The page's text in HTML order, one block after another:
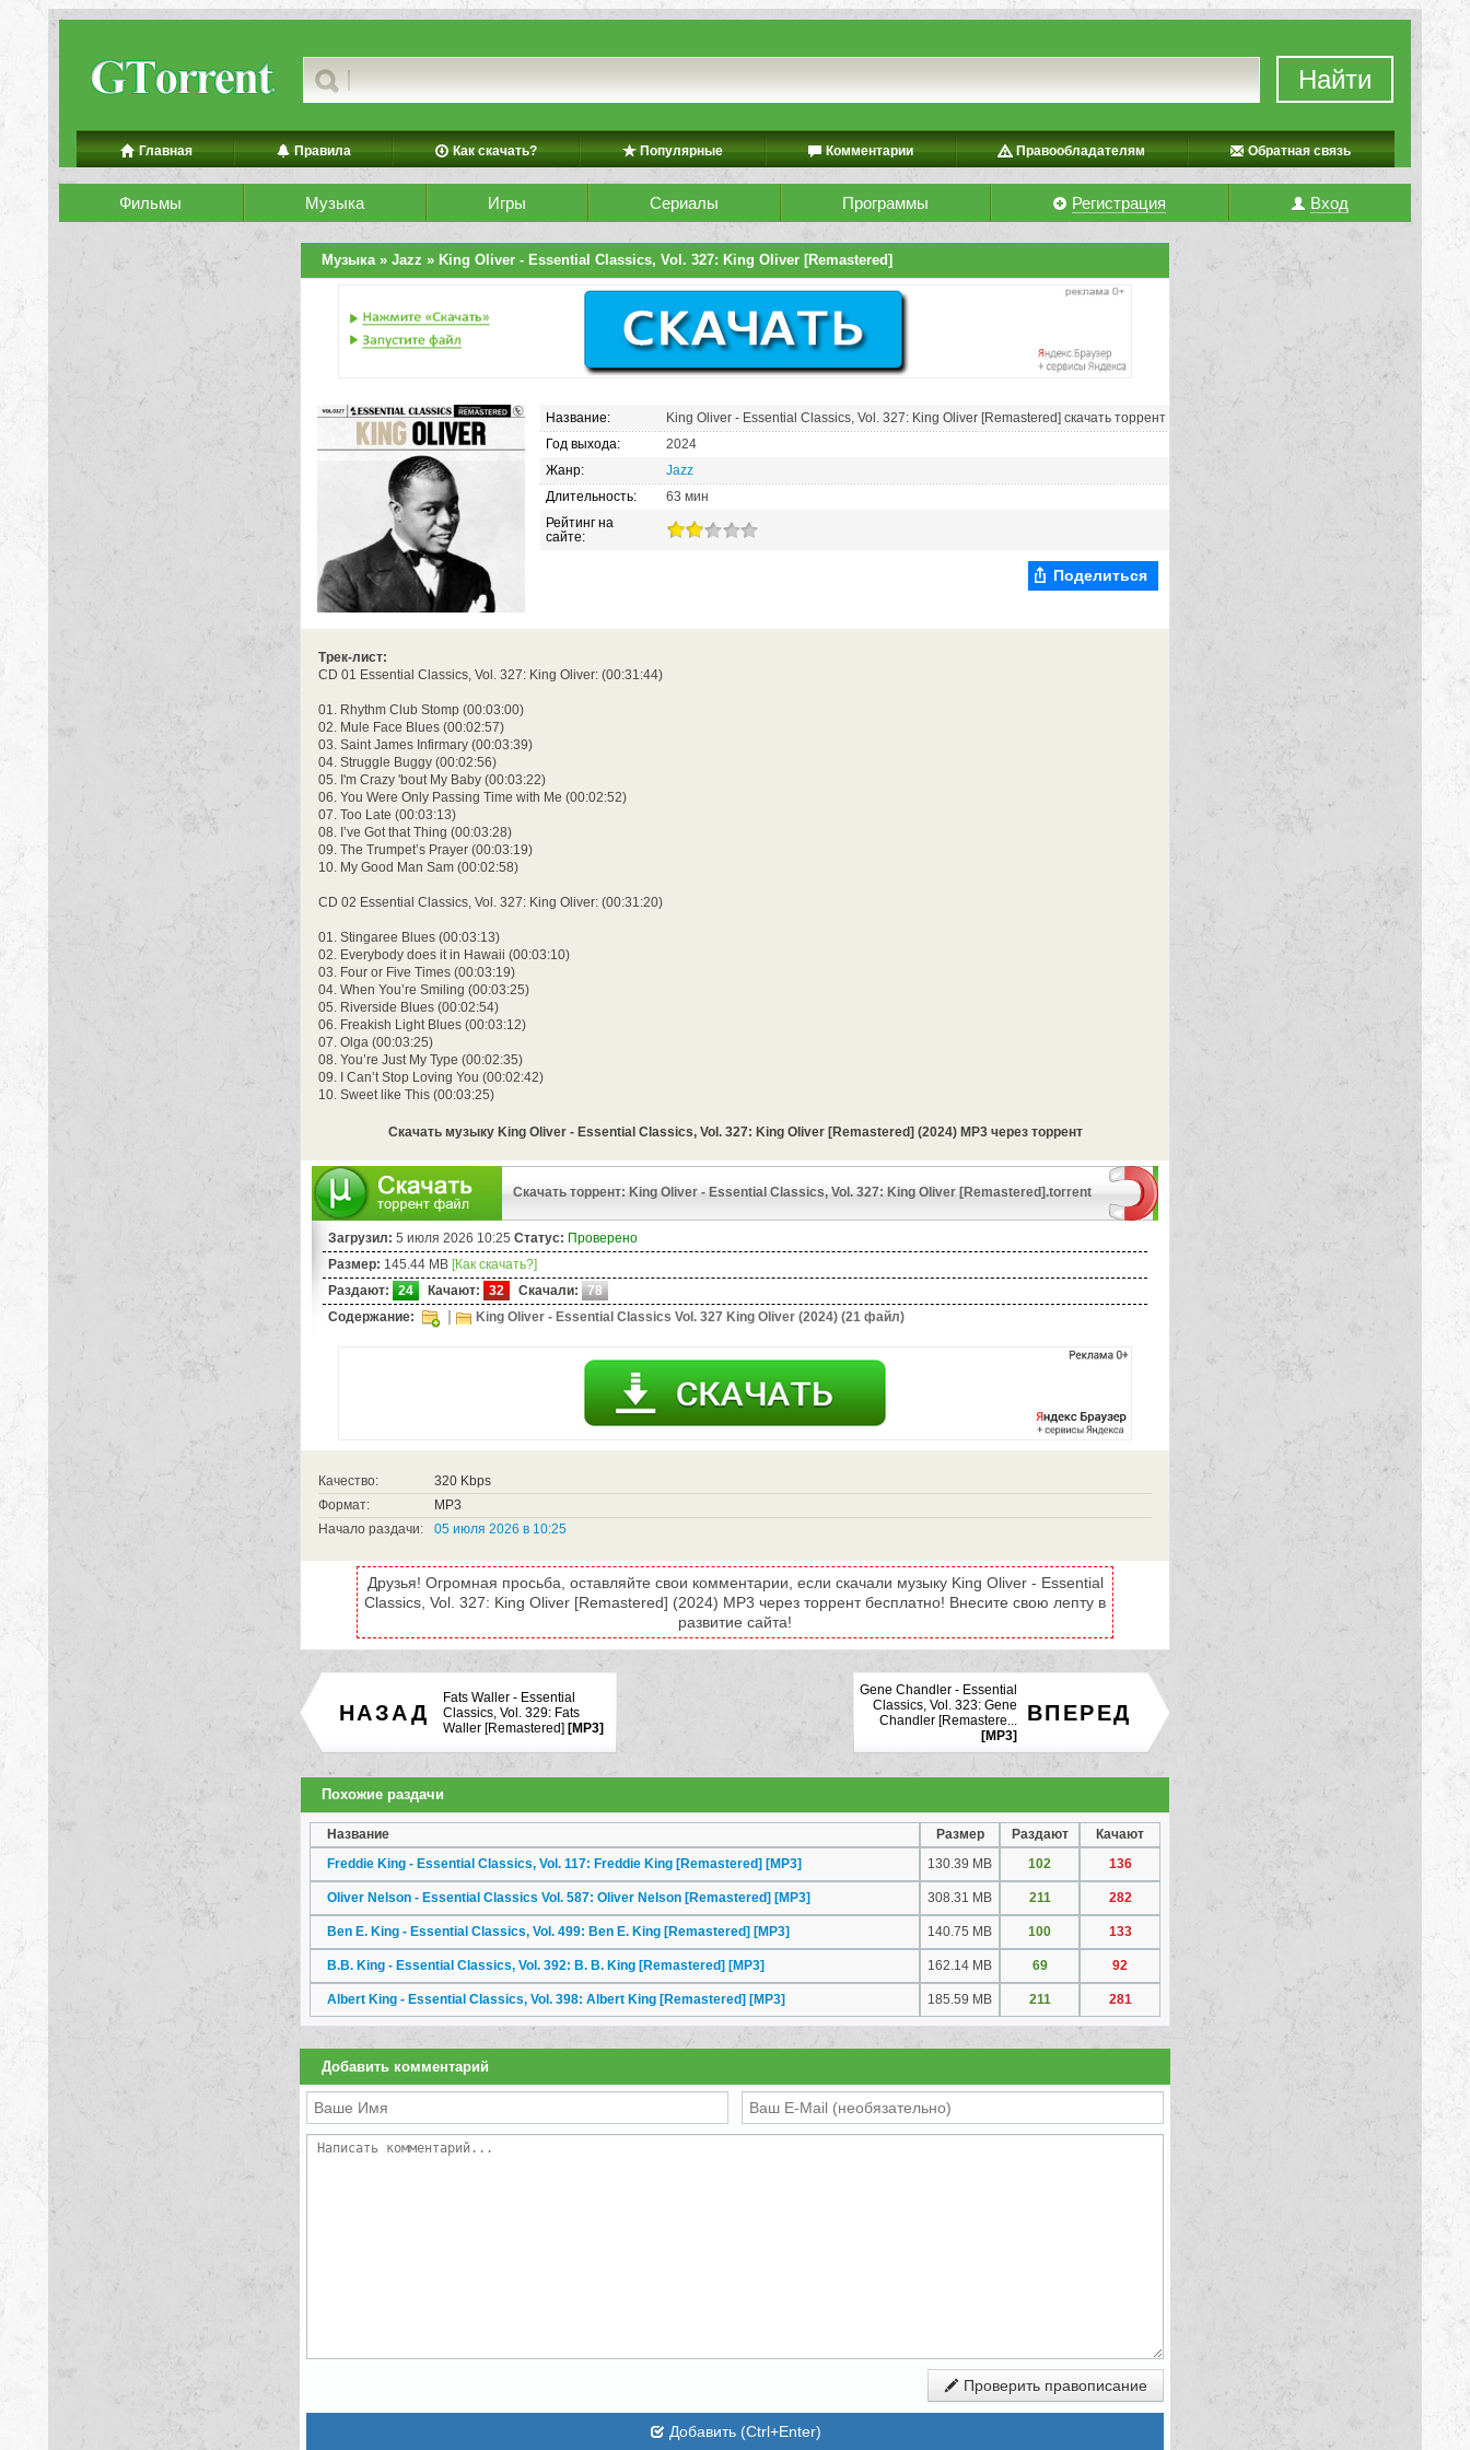
Найти
Главная Правила Как скачать? Популярные Комментарии Правообладателям Обратная связь
Фильмы Музыка Игры Сериалы Программы Регистрация Вход
Музыка» Jazz » King Oliver - Essential Classics, Vol. 327: King Oliver [Remastered]
Название:
King Oliver - Essential Classics, Vol. 327: King Oliver [Remastered] скачать торрент
Год выхода:
2024
Жанр:
Jazz
Длительность:
63 мин
Рейтинг на
сайте:
Поделиться
Трек-лист:
CD 01 Essential Classics, Vol. 327: King Oliver: (00:31:44)
01. Rhythm Club Stomp (00:03:00)
02. Mule Face Blues (00:02:57)
03. Saint James Infirmary (00:03:39)
04. Struggle Buggy (00:02:56)
05. I'm Crazy 'bout My Baby (00:03:22)
06. You Were Only Passing Time with Me (00:02:52)
07. Too Late (00:03:13)
08. I’ve Got that Thing (00:03:28)
09. The Trumpet’s Prayer (00:03:19)
10. My Good Man Sam (00:02:58)
CD 02 Essential Classics, Vol. 327: King Oliver: (00:31:20)
01. Stingaree Blues (00:03:13)
02. Everybody does it in Hawaii (00:03:10)
03. Four or Five Times (00:03:19)
04. When You’re Smiling (00:03:25)
05. Riverside Blues (00:02:54)
06. Freakish Light Blues (00:03:12)
07. Olga (00:03:25)
08. You’re Just My Type (00:02:35)
09. I Can’t Stop Loving You (00:02:42)
10. Sweet like This (00:03:25)
Скачать музыку King Oliver - Essential Classics, Vol. 327: King Oliver [Remastered] (2024) MP3 через торрент
Скачать торрент: King Oliver - Essential Classics, Vol. 327: King Oliver [Remastered].torrent
Загрузил: 5 июля 2026 10:25 Статус: Проверено
Размер: 145.44 MB [Как скачать?]
Раздают:
24 Качают: 32 Скачали:
78
Содержание:
King Oliver - Essential Classics Vol. 327 King Oliver (2024) (21 файл)
Качество:
320 Kbps
Формат:
MP3
Начало раздачи:
05 июля 2026 в 10:25
Друзья! Огромная просьба, оставляйте свои комментарии, если скачали музыку King Oliver - Essential
Classics, Vol. 327: King Oliver [Remastered] (2024) MP3 через торрент бесплатно! Внесите свою лепту в
развитие сайта!
НАЗАД
Fats Waller - Essential
Classics, Vol. 329: Fats
Waller [Remastered] [MP3]
ВПЕРЕД
Gene Chandler - Essential
Classics, Vol. 323: Gene
Chandler [Remastere...
[MP3]
Похожие раздачи
Название Размер Раздают
Качают
Freddie King - Essential Classics, Vol. 117: Freddie King [Remastered] [MP3] 130.39 MB 102 136
Oliver Nelson - Essential Classics Vol. 587: Oliver Nelson [Remastered] [MP3] 308.31 MB 211 282
Ben E. King - Essential Classics, Vol. 499: Ben E. King [Remastered] [MP3] 140.75 MB 100 133
B.B. King - Essential Classics, Vol. 392: B. B. King [Remastered] [MP3] 162.14 MB 69 92
Albert King - Essential Classics, Vol. 398: Albert King [Remastered] [MP3] 185.59 MB 211 281
Добавить комментарий
Проверить правописание
Добавить (Ctrl+Enter)